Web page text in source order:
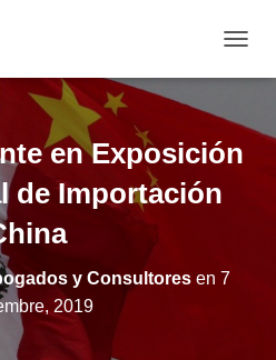
A
B
A
en Exposición
de Importación
y Consultoresen 7
2019